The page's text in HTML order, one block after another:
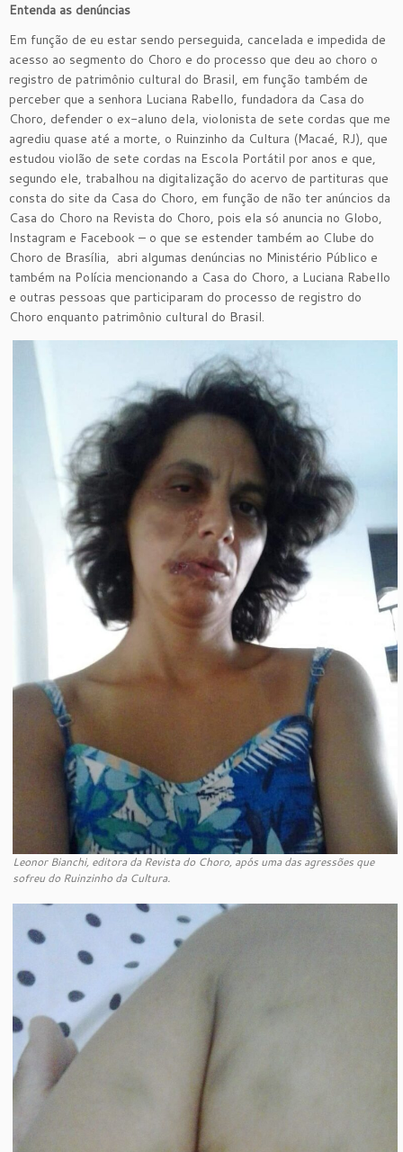
Entenda as denúncias
Em função de eu estar sendo perseguida, cancelada e impedida de
acesso ao segmento do Choro e do processo que deu ao choro o
registro de patrimônio cultural do Brasil, em função também de
perceber que a senhora Luciana Rabello, fundadora da Casa do
Choro, defender o ex-aluno dela, violonista de sete cordas que me
agrediu quase até a morte, o Ruinzinho da Cultura (Macaé, RJ), que
estudou violão de sete cordas na Escola Portátil por anos e que,
segundo ele, trabalhou na digitalização do acervo de partituras que
consta do site da Casa do Choro, em função de não ter anúncios da
Casa do Choro na Revista do Choro, pois ela só anuncia no Globo,
Instagram e Facebook – o que se estender também ao Clube do
Choro de Brasília, abri algumas denúncias no Ministério Público e
também na Polícia mencionando a Casa do Choro, a Luciana Rabello
e outras pessoas que participaram do processo de registro do
Choro enquanto patrimônio cultural do Brasil.
Leonor Bianchi, editora da Revista do Choro, após uma das agressões que
sofreu do Ruinzinho da Cultura.